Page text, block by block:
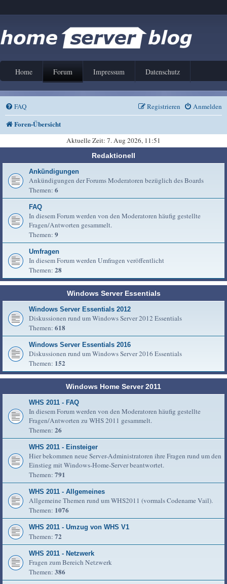
Home Forum Impressum Datenschutz
FAQ Anmelden
Registrieren
Foren-Übersicht
Aktuelle Zeit: 7. Aug 2026, 11:51
Redaktionell
Ankündigungen
Ankündigungen der Forums Moderatoren bezüglich des Boards
Themen: 6
FAQ
In diesem Forum werden von den Moderatoren häufig gestellte
Fragen/Antworten gesammelt.
Themen: 9
Umfragen
In diesem Forum werden Umfragen veröffentlicht
Themen: 28
Windows Server Essentials
Windows Server Essentials 2012
Diskussionen rund um Windows Server 2012 Essentials
Themen: 618
Windows Server Essentials 2016
Diskussionen rund um Windows Server 2016 Essentials
Themen: 152
Windows Home Server 2011
WHS 2011 - FAQ
In diesem Forum werden von den Moderatoren häufig gestellte
Fragen/Antworten zu WHS 2011 gesammelt.
Themen: 26
WHS 2011 - Einsteiger
Hier bekommen neue Server-Administratoren ihre Fragen rund um den
Einstieg mit Windows-Home-Server beantwortet.
Themen: 791
WHS 2011 - Allgemeines
Allgemeine Themen rund um WHS2011 (vormals Codename Vail).
Themen: 1076
WHS 2011 - Umzug von WHS V1
Themen: 72
WHS 2011 - Netzwerk
Fragen zum Bereich Netzwerk
Themen: 386